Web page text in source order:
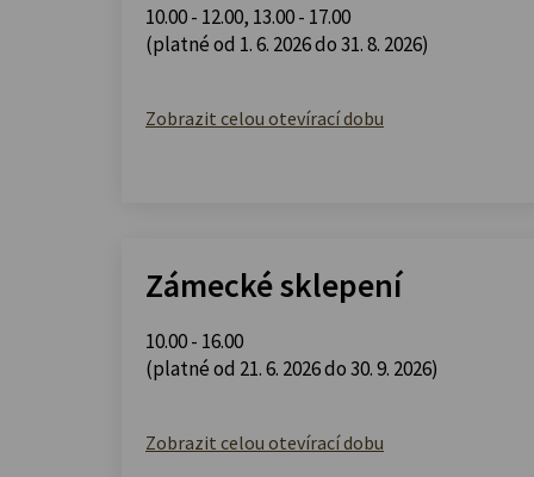
10.00 - 12.00, 13.00 - 17.00
(platné od 1. 6. 2026 do 31. 8. 2026)
Zobrazit celou otevírací dobu
Zámecké sklepení
10.00 - 16.00
(platné od 21. 6. 2026 do 30. 9. 2026)
Zobrazit celou otevírací dobu